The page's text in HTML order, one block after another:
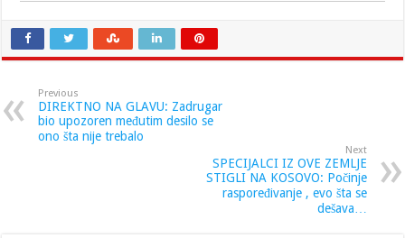
Previous
DIREKTNO NA GLAVU: Zadrugar
bio upozoren međutim desilo se
ono šta nije trebalo
Next
SPECIJALCI IZ OVE ZEMLJE
STIGLI NA KOSOVO: Počinje
raspoređivanje , evo šta se
dešava…